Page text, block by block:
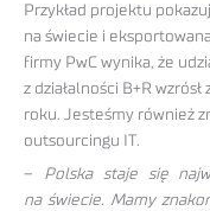
Przykład projektu
na świecie i
firmy PwC wynika, że
z działalności B+R
roku. Jesteśmy również
outsourcingu IT.
– Polska staje się
na świecie. Mamy